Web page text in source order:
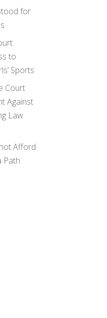
for
to
Sports
Court
Against
Law
Afford
Path